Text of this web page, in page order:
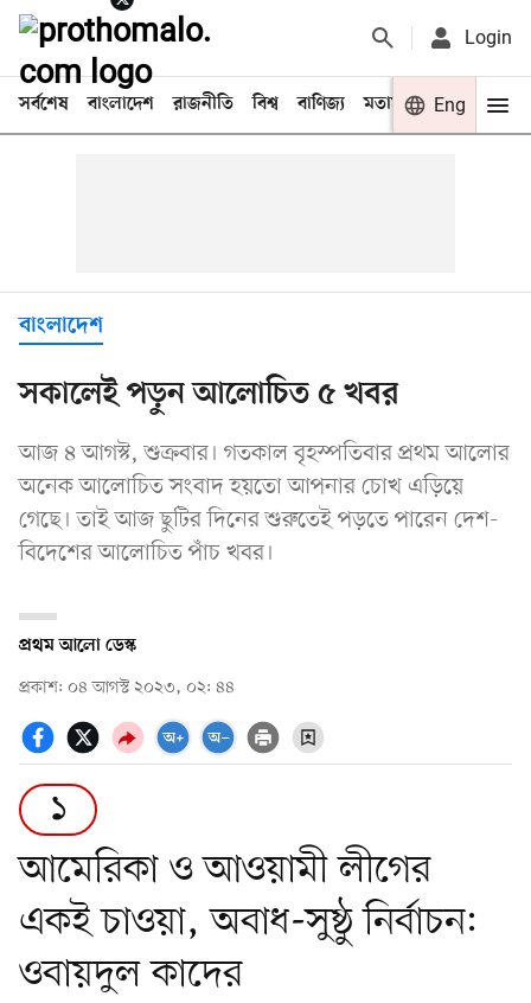
Login
সর্বশেষ বাংলাদেশ রাজনীতি বিশ্ব বাণিজ্য মতামত খেলা
Eng
বাংলাদেশ
সকালেই পড়ুন আলোচিত ৫ খবর
আজ ৪ আগস্ট, শুক্রবার। গতকাল বৃহস্পতিবার প্রথম আলোর
অনেক আলোচিত সংবাদ হয়তো আপনার চোখ এড়িয়ে
গেছে। তাই আজ ছুটির দিনের শুরুতেই পড়তে পারেন দেশ-
বিদেশের আলোচিত পাঁচ খবর।
প্রথম আলো ডেস্ক
প্রকাশ: ০৪ আগস্ট ২০২৩, ০২: ৪৪
১
আমেরিকা ও আওয়ামী লীগের
একই চাওয়া, অবাধ-সুষ্ঠু নির্বাচন:
ওবায়দুল কাদের